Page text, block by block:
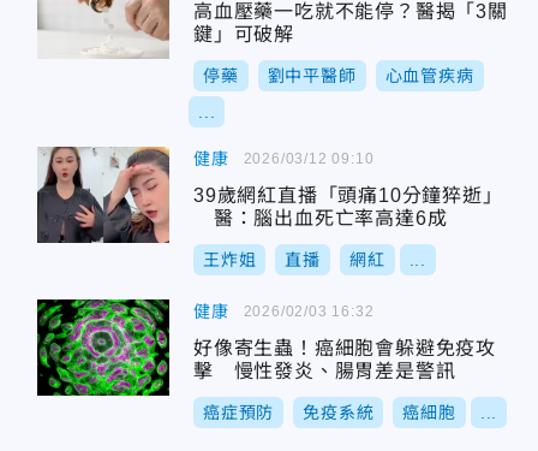
高血壓藥一吃就不能停？醫揭「3關
鍵」可破解
停藥 劉中平醫師 心血管疾病
健康
39歲網紅直播「頭痛10分鐘猝逝」
醫：腦出血死亡率高達6成
王炸姐 直播 網紅
2026/03/12 09:10
健康
好像寄生蟲！癌細胞會躲避免疫攻
擊 慢性發炎、腸胃差是警訊
癌症預防 免疫系統 癌細胞
2026/02/03 16:32